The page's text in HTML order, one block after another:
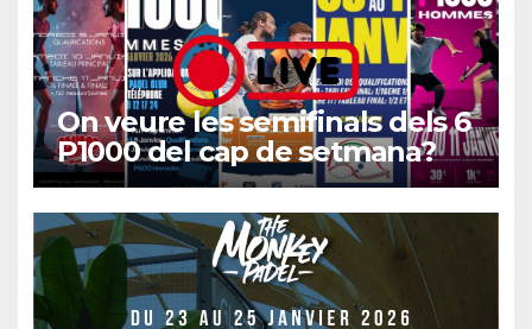
On veure les semifinals dels 6
P1000 del cap de setmana?